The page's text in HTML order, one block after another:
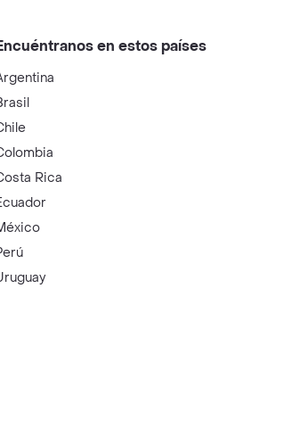
en estos países
Rica